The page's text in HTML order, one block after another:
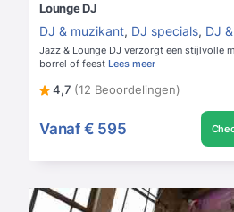
Lounge DJ
DJ & muzikant, DJ specials, DJ
Jazz & Lounge DJ verzorgt een stijlvolle
borrel of feest Lees meer
4,7 (12 Beoordelingen)
Vanaf € 595